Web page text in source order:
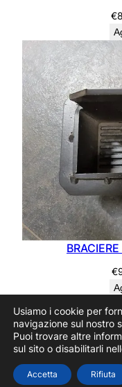
ATTENZIONE! Sito
€
€
RICAMBI PER STUFE
Usiamo i cookie per
navigazione sul nostro
Puoi trovare altre
sul sito o disabilitarli
Accetta Rifiuta